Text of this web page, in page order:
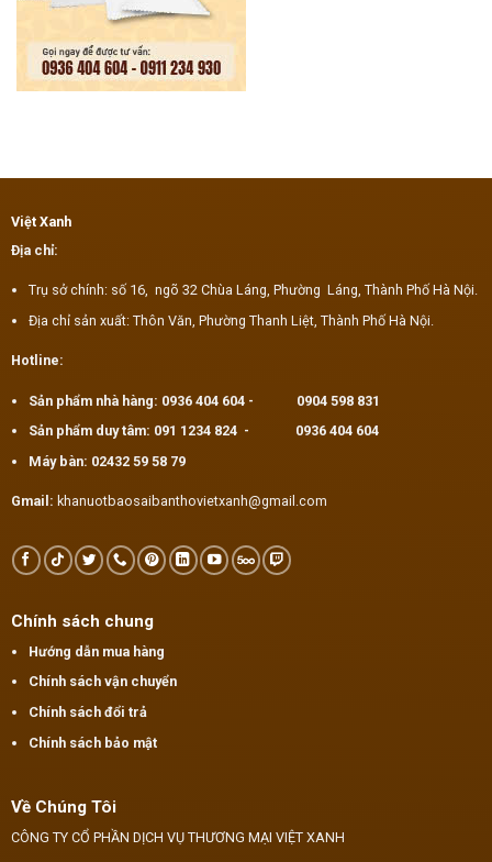
Việt Xanh
Địa chỉ:
Trụ sở chính: số 16, ngõ 32 Chùa Láng, Phường Láng, Thành Phố Hà Nội.
Địa chỉ sản xuất: Thôn Văn, Phường Thanh Liệt, Thành Phố Hà Nội.
Hotline:
Sản phẩm nhà hàng: 0936 404 604- 0904 598 831
Sản phẩm duy tâm: 091 1234 824 -
0936 404 604
Máy bàn: 02432 59 58 79
Gmail: khanuotbaosaibanthovietxanh@gmail.com
Chính sách chung
Hướng dẫn mua hàng
Chính sách vận chuyển
Chính sách đổi trả
Chính sách bảo mật
Về Chúng Tôi
CÔNG TY CỔ PHẦN DỊCH VỤ THƯƠNG MẠI VIỆT XANH